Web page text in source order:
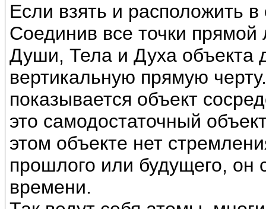
Если взять и расположить в
Соединив все точки
Души, Тела и Духа объекта
вертикальную прямую
показывается объект
это самодостаточный
этом объекте нет
прошлого или будущего, он
времени.